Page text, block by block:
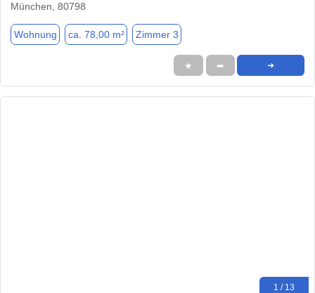
München, 80798
Wohnung ca. 78,00 m² Zimmer 3
★ ➦ ➜
1 / 13